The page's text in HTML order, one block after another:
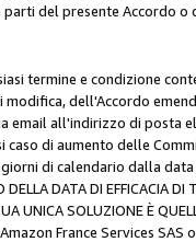
del presente Accordo o
termine e condizione
modifica, dell'Accordo
email all'indirizzo di
caso di aumento delle
di calendario dalla data
DATA DI EFFICACIA
UNICA SOLUZIONE È
France Services